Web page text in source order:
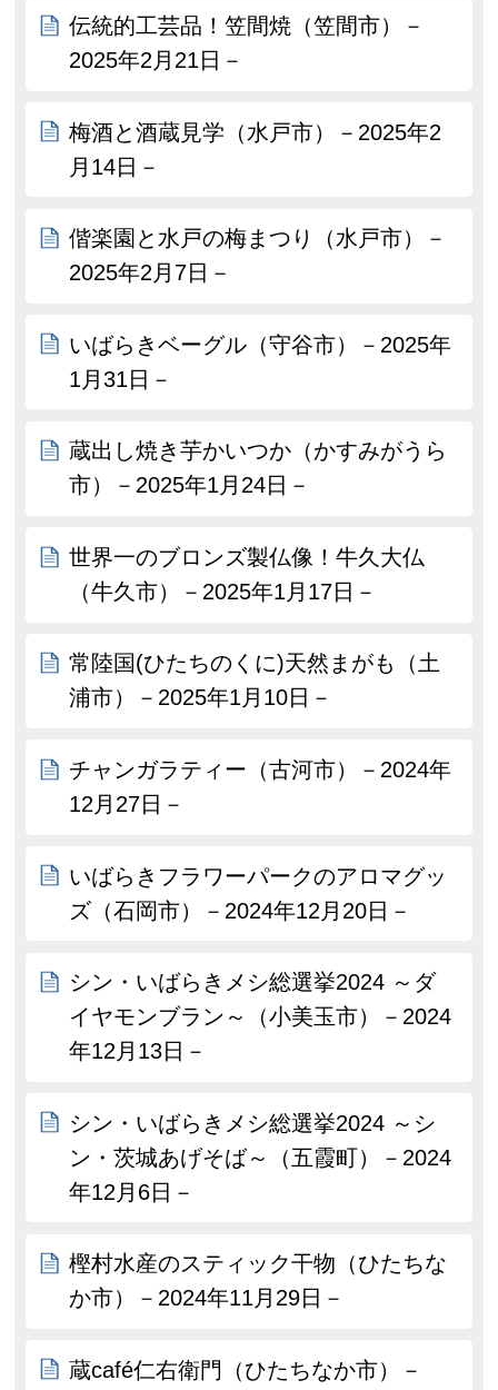
伝統的工芸品！笠間焼（笠間市）－
2025年2月21日－
梅酒と酒蔵見学（水戸市）－2025年2
月14日－
偕楽園と水戸の梅まつり（水戸市）－
2025年2月7日－
いばらきベーグル（守谷市）－2025年
1月31日－
蔵出し焼き芋かいつか（かすみがうら
市）－2025年1月24日－
世界一のブロンズ製仏像！牛久大仏
（牛久市）－2025年1月17日－
常陸国(ひたちのくに)天然まがも（土
浦市）－2025年1月10日－
チャンガラティー（古河市）－2024年
12月27日－
いばらきフラワーパークのアロマグッ
ズ（石岡市）－2024年12月20日－
シン・いばらきメシ総選挙2024 ～ダ
イヤモンブラン～（小美玉市）－2024
年12月13日－
シン・いばらきメシ総選挙2024 ～シ
ン・茨城あげそば～（五霞町）－2024
年12月6日－
樫村水産のスティック干物（ひたちな
か市）－2024年11月29日－
蔵café仁右衛門（ひたちなか市）－